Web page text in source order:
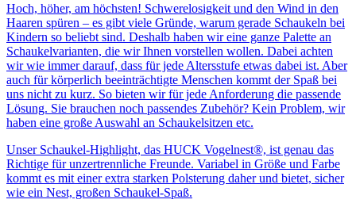
Hoch, höher, am höchsten! Schwerelosigkeit und den Wind in den
Haaren spüren – es gibt viele Gründe, warum gerade Schaukeln bei
Kindern so beliebt sind. Deshalb haben wir eine ganze Palette an
Schaukelvarianten, die wir Ihnen vorstellen wollen. Dabei achten
wir wie immer darauf, dass für jede Altersstufe etwas dabei ist. Aber
auch für körperlich beeinträchtigte Menschen kommt der Spaß bei
uns nicht zu kurz. So bieten wir für jede Anforderung die passende
Lösung. Sie brauchen noch passendes Zubehör? Kein Problem, wir
haben eine große Auswahl an Schaukelsitzen etc.
Unser Schaukel-Highlight, das HUCK Vogelnest®, ist genau das
Richtige für unzertrennliche Freunde. Variabel in Größe und Farbe
kommt es mit einer extra starken Polsterung daher und bietet, sicher
wie ein Nest, großen Schaukel-Spaß.